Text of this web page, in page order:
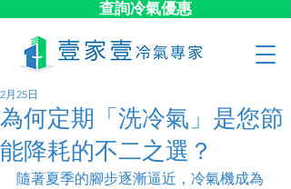
查詢冷氣優惠
為何定期「洗冷氣」是您節
能降耗的不二之選？
2月25日
隨著夏季的腳步逐漸逼近，冷氣機成為